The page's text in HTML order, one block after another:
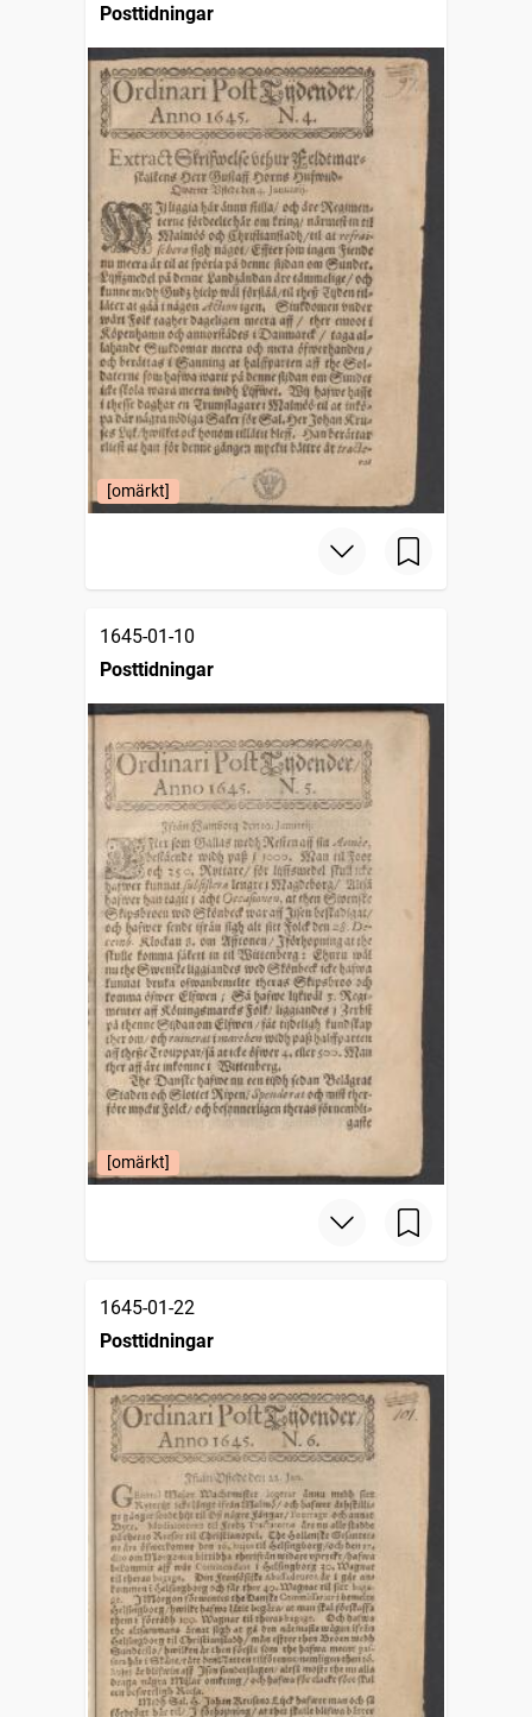
Posttidningar
[omärkt]
1645-01-10
Posttidningar
[omärkt]
1645-01-22
Posttidningar